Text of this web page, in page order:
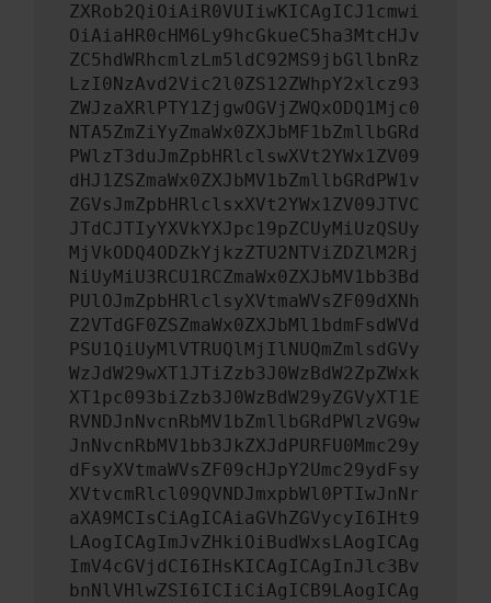
ZXRob2QiOiAiR0VUIiwKICAgICJ1cmwi
OiAiaHR0cHM6Ly9hcGkueC5ha3MtcHJv
ZC5hdWRhcmlzLm5ldC92MS9jbGllbnRz
LzI0NzAvd2Vic2l0ZS12ZWhpY2xlcz93
ZWJzaXRlPTY1ZjgwOGVjZWQxODQ1Mjc0
NTA5ZmZiYyZmaWx0ZXJbMF1bZmllbGRd
PWlzT3duJmZpbHRlclswXVt2YWx1ZV09
dHJ1ZSZmaWx0ZXJbMV1bZmllbGRdPW1v
ZGVsJmZpbHRlclsxXVt2YWx1ZV09JTVC
JTdCJTIyYXVkYXJpc19pZCUyMiUzQSUy
MjVkODQ4ODZkYjkzZTU2NTViZDZlM2Rj
NiUyMiU3RCU1RCZmaWx0ZXJbMV1bb3Bd
PUlOJmZpbHRlclsyXVtmaWVsZF09dXNh
Z2VTdGF0ZSZmaWx0ZXJbMl1bdmFsdWVd
PSU1QiUyMlVTRUQlMjIlNUQmZmlsdGVy
WzJdW29wXT1JTiZzb3J0WzBdW2ZpZWxk
XT1pc093biZzb3J0WzBdW29yZGVyXT1E
RVNDJnNvcnRbMV1bZmllbGRdPWlzVG9w
JnNvcnRbMV1bb3JkZXJdPURFU0Mmc29y
dFsyXVtmaWVsZF09cHJpY2Umc29ydFsy
XVtvcmRlcl09QVNDJmxpbWl0PTIwJnNr
aXA9MCIsCiAgICAiaGVhZGVycyI6IHt9
LAogICAgImJvZHkiOiBudWxsLAogICAg
ImV4cGVjdCI6IHsKICAgICAgInJlc3Bv
bnNlVHlwZSI6ICIiCiAgICB9LAogICAg